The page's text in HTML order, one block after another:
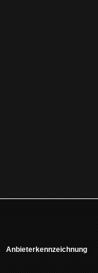
Anbieterkennzeichnung